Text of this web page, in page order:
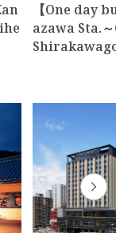
【One day
azawa Sta.